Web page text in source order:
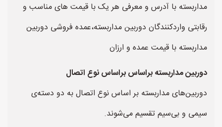
مداربسته با آدرس و معرفی هر یک با قیمت های مناسب و
رقابتی واردکنندگان دوربین مداربسته،عمده فروشی دوربین
مداربسته با قیمت عمده و ارزان
دوربین مداربسته براساس براساس نوع اتصال
دوربین‌های مداربسته بر اساس نوع اتصال به دو دسته‌ی
سیمی و بی‌سیم تقسیم می‌شوند.